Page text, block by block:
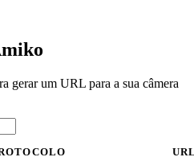
gerar um URL para a sua câmera